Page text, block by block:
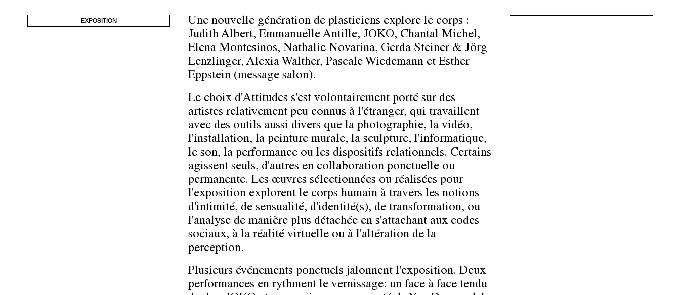
EXPOSITION
Une nouvelle génération de plasticiens explore le corps :
Judith Albert, Emmanuelle Antille, JOKO, Chantal Michel,
Elena Montesinos, Nathalie Novarina, Gerda Steiner & Jörg
Lenzlinger, Alexia Walther, Pascale Wiedemann et Esther
Eppstein (message salon).
Le choix d'Attitudes s'est volontairement porté sur des
artistes relativement peu connus à l'étranger, qui travaillent
avec des outils aussi divers que la photographie, la vidéo,
l'installation, la peinture murale, la sculpture, l'informatique,
le son, la performance ou les dispositifs relationnels. Certains
agissent seuls, d'autres en collaboration ponctuelle ou
permanente. Les œuvres sélectionnées ou réalisées pour
l'exposition explorent le corps humain à travers les notions
d'intimité, de sensualité, d'identité(s), de transformation, ou
l'analyse de manière plus détachée en s'attachant aux codes
sociaux, à la réalité virtuelle ou à l'altération de la
perception.
Plusieurs événements ponctuels jalonnent l'exposition. Deux
performances en rythment le vernissage: un face à face tendu